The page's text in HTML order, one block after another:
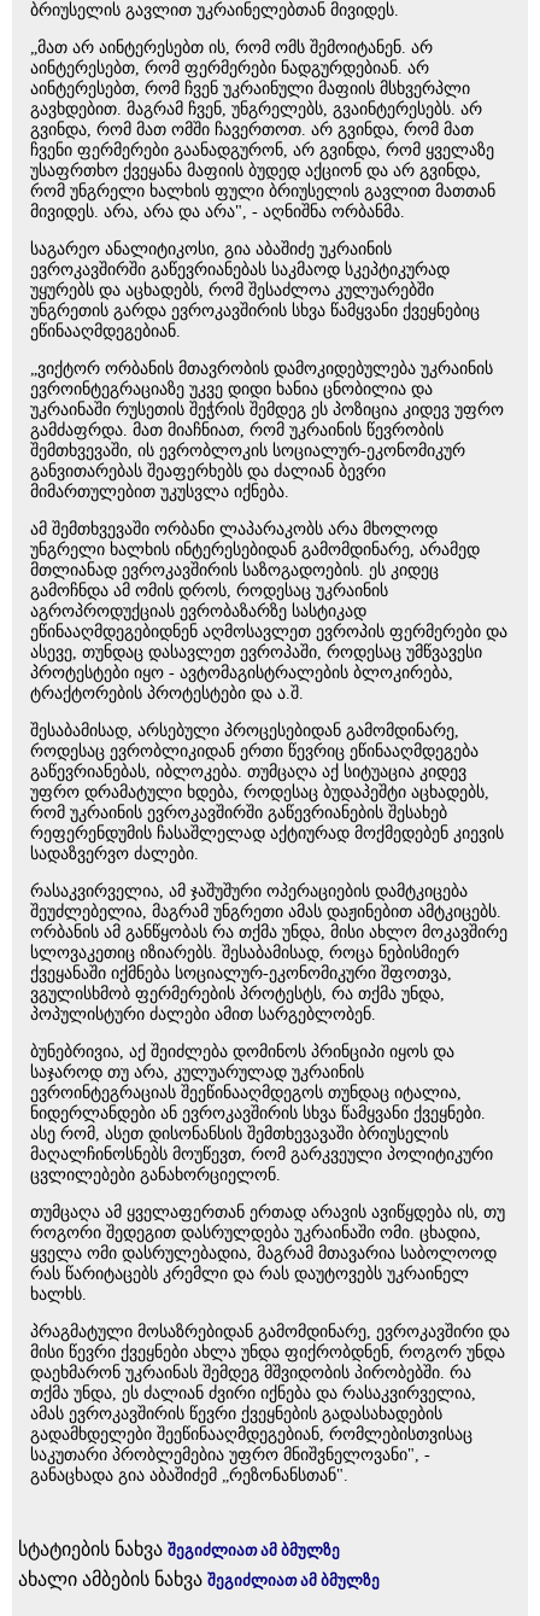
ბრიუსელის გავლით უკრაინელებთან მივიდეს.
„მათ არ აინტერესებთ ის, რომ ომს შემოიტანენ. არ
აინტერესებთ, რომ ფერმერები ნადგურდებიან. არ
აინტერესებთ, რომ ჩვენ უკრაინული მაფიის მსხვერპლი
გავხდებით. მაგრამ ჩვენ, უნგრელებს, გვაინტერესებს. არ
გვინდა, რომ მათ ომში ჩავერთოთ. არ გვინდა, რომ მათ
ჩვენი ფერმერები გაანადგურონ, არ გვინდა, რომ ყველაზე
უსაფრთხო ქვეყანა მაფიის ბუდედ აქციონ და არ გვინდა,
რომ უნგრელი ხალხის ფული ბრიუსელის გავლით მათთან
მივიდეს. არა, არა და არა", - აღნიშნა ორბანმა.
საგარეო ანალიტიკოსი, გია აბაშიძე უკრაინის
ევროკავშირში გაწევრიანებას საკმაოდ სკეპტიკურად
უყურებს და აცხადებს, რომ შესაძლოა კულუარებში
უნგრეთის გარდა ევროკავშირის სხვა წამყვანი ქვეყნებიც
ეწინააღმდეგებიან.
„ვიქტორ ორბანის მთავრობის დამოკიდებულება უკრაინის
ევროინტეგრაციაზე უკვე დიდი ხანია ცნობილია და
უკრაინაში რუსეთის შეჭრის შემდეგ ეს პოზიცია კიდევ უფრო
გამძაფრდა. მათ მიაჩნიათ, რომ უკრაინის წევრობის
შემთხვევაში, ის ევრობლოკის სოციალურ-ეკონომიკურ
განვითარებას შეაფერხებს და ძალიან ბევრი
მიმართულებით უკუსვლა იქნება.
ამ შემთხვევაში ორბანი ლაპარაკობს არა მხოლოდ
უნგრელი ხალხის ინტერესებიდან გამომდინარე, არამედ
მთლიანად ევროკავშირის საზოგადოების. ეს კიდეც
გამოჩნდა ამ ომის დროს, როდესაც უკრაინის
აგროპროდუქციას ევრობაზარზე სასტიკად
ეწინააღმდეგებიდნენ აღმოსავლეთ ევროპის ფერმერები და
ასევე, თუნდაც დასავლეთ ევროპაში, როდესაც უმწვავესი
პროტესტები იყო - ავტომაგისტრალების ბლოკირება,
ტრაქტორების პროტესტები და ა.შ.
შესაბამისად, არსებული პროცესებიდან გამომდინარე,
როდესაც ევრობლიკიდან ერთი წევრიც ეწინააღმდეგება
გაწევრიანებას, იბლოკება. თუმცაღა აქ სიტუაცია კიდევ
უფრო დრამატული ხდება, როდესაც ბუდაპეშტი აცხადებს,
რომ უკრაინის ევროკავშირში გაწევრიანების შესახებ
რეფერენდუმის ჩასაშლელად აქტიურად მოქმედებენ კიევის
სადაზვერვო ძალები.
რასაკვირველია, ამ ჯაშუშური ოპერაციების დამტკიცება
შეუძლებელია, მაგრამ უნგრეთი ამას დაჟინებით ამტკიცებს.
ორბანის ამ განწყობას რა თქმა უნდა, მისი ახლო მოკავშირე
სლოვაკეთიც იზიარებს. შესაბამისად, როცა ნებისმიერ
ქვეყანაში იქმნება სოციალურ-ეკონომიკური შფოთვა,
ვგულისხმობ ფერმერების პროტესტს, რა თქმა უნდა,
პოპულისტური ძალები ამით სარგებლობენ.
ბუნებრივია, აქ შეიძლება დომინოს პრინციპი იყოს და
საჯაროდ თუ არა, კულუარულად უკრაინის
ევროინტეგრაციას შეეწინააღმდეგოს თუნდაც იტალია,
ნიდერლანდები ან ევროკავშირის სხვა წამყვანი ქვეყნები.
ასე რომ, ასეთ დისონანსის შემთხევავაში ბრიუსელის
მაღალჩინოსნებს მოუწევთ, რომ გარკვეული პოლიტიკური
ცვლილებები განახორციელონ.
თუმცაღა ამ ყველაფერთან ერთად არავის ავიწყდება ის, თუ
როგორი შედეგით დასრულდება უკრაინაში ომი. ცხადია,
ყველა ომი დასრულებადია, მაგრამ მთავარია საბოლოოდ
რას წარიტაცებს კრემლი და რას დაუტოვებს უკრაინელ
ხალხს.
პრაგმატული მოსაზრებიდან გამომდინარე, ევროკავშირი და
მისი წევრი ქვეყნები ახლა უნდა ფიქრობდნენ, როგორ უნდა
დაეხმარონ უკრაინას შემდეგ მშვიდობის პირობებში. რა
თქმა უნდა, ეს ძალიან ძვირი იქნება და რასაკვირველია,
ამას ევროკავშირის წევრი ქვეყნების გადასახადების
გადამხდელები შეეწინააღმდეგებიან, რომლებისთვისაც
საკუთარი პრობლემებია უფრო მნიშვნელოვანი", -
განაცხადა გია აბაშიძემ „რეზონანსთან".
სტატიების ნახვა შეგიძლიათ ამ ბმულზე
ახალი ამბების ნახვა შეგიძლიათ ამ ბმულზე